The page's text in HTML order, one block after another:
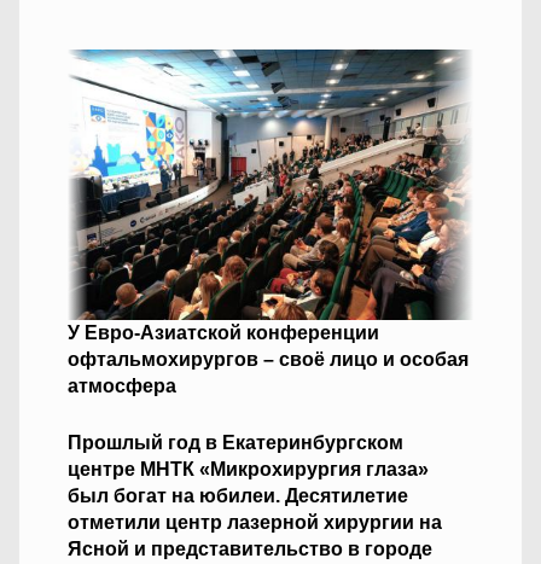
У Евро-Азиатской конференции
офтальмохирургов – своё лицо и особая
атмосфера
Прошлый год в Екатеринбургском
центре МНТК «Микрохирургия глаза»
был богат на юбилеи. Десятилетие
отметили центр лазерной хирургии на
Ясной и представительство в городе